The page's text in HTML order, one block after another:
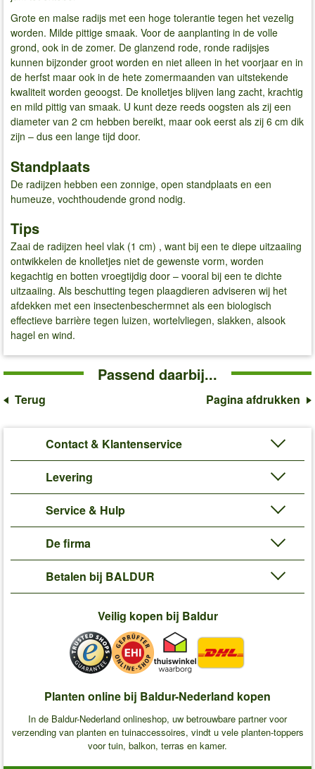
Grote en malse radijs met een hoge tolerantie tegen het vezelig
worden. Milde pittige smaak. Voor de aanplanting in de volle
grond, ook in de zomer. De glanzend rode, ronde radijsjes
kunnen bijzonder groot worden en niet alleen in het voorjaar en in
de herfst maar ook in de hete zomermaanden van uitstekende
kwaliteit worden geoogst. De knolletjes blijven lang zacht, krachtig
en mild pittig van smaak. U kunt deze reeds oogsten als zij een
diameter van 2 cm hebben bereikt, maar ook eerst als zij 6 cm dik
zijn – dus een lange tijd door.
Standplaats
De radijzen hebben een zonnige, open standplaats en een
humeuze, vochthoudende grond nodig.
Tips
Zaai de radijzen heel vlak (1 cm) , want bij een te diepe uitzaaiing
ontwikkelen de knolletjes niet de gewenste vorm, worden
kegachtig en botten vroegtijdig door – vooral bij een te dichte
uitzaaiing. Als beschutting tegen plaagdieren adviseren wij het
afdekken met een insectenbeschermnet als een biologisch
effectieve barrière tegen luizen, wortelvliegen, slakken, alsook
hagel en wind.
Passend daarbij...
Terug Pagina afdrukken
Contact & Klantenservice
Levering
Service & Hulp
De firma
Betalen bij BALDUR
Veilig kopen bij Baldur
Planten online bij Baldur-Nederland kopen
In de Baldur-Nederland onlineshop, uw betrouwbare partner voor
verzending van planten en tuinaccessoires, vindt u vele planten-toppers
voor tuin, balkon, terras en kamer.